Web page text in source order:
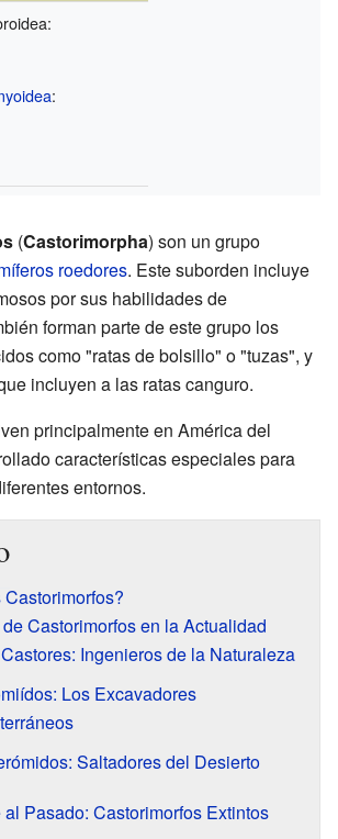
:
(Castorimorpha) son un grupo
roedores. Este suborden incluye
por sus habilidades de
forman parte de este grupo los
como "ratas de bolsillo" o "tuzas", y
incluyen a las ratas canguro.
principalmente en América del
características especiales para
entornos.
Castorimorfos en la Actualidad
Ingenieros de la Naturaleza
Los Excavadores
Saltadores del Desierto
Pasado: Castorimorfos Extintos